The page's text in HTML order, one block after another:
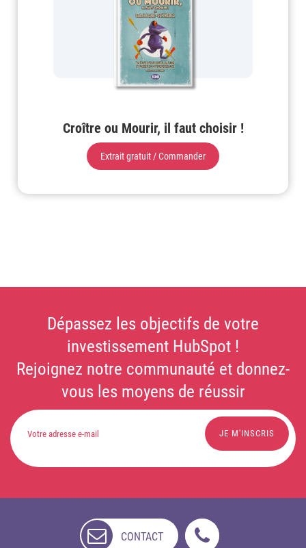
Croître ou Mourir, il faut choisir !
Extrait gratuit / Commander
Dépassez les objectifs de votre
investissement HubSpot !
Rejoignez notre communauté et donnez-
vous les moyens de réussir
CONTACT